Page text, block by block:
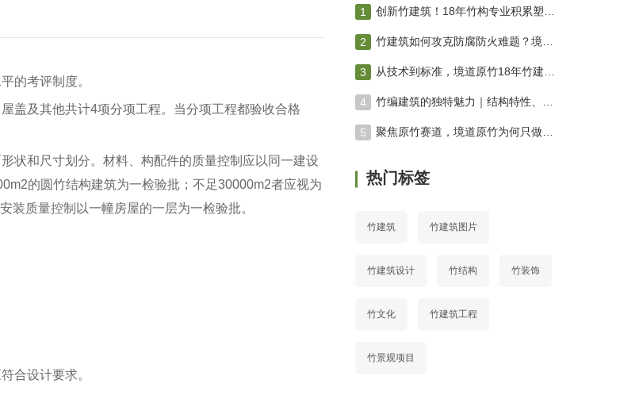
的考评制度。
盖及其他共计4项分项工程。当分项工程都验收合格
状和尺寸划分。材料、构配件的质量控制应以同一建设
2的圆竹结构建筑为一检验批；不足30000m2者应视为
装质量控制以一幢房屋的一层为一检验批。
合设计要求。
热门标签
竹建筑 竹建筑图片
竹建筑设计 竹结构 竹装饰
竹文化 竹建筑工程
竹景观项目